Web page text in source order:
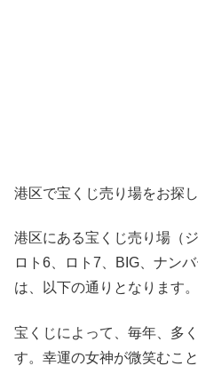
港区で宝くじ売り場をお探し
港区にある宝くじ売り場（
ロト6、ロト7、BIG、ナン
は、以下の通りとなります。
宝くじによって、毎年、多
す。幸運の女神が微笑むこ